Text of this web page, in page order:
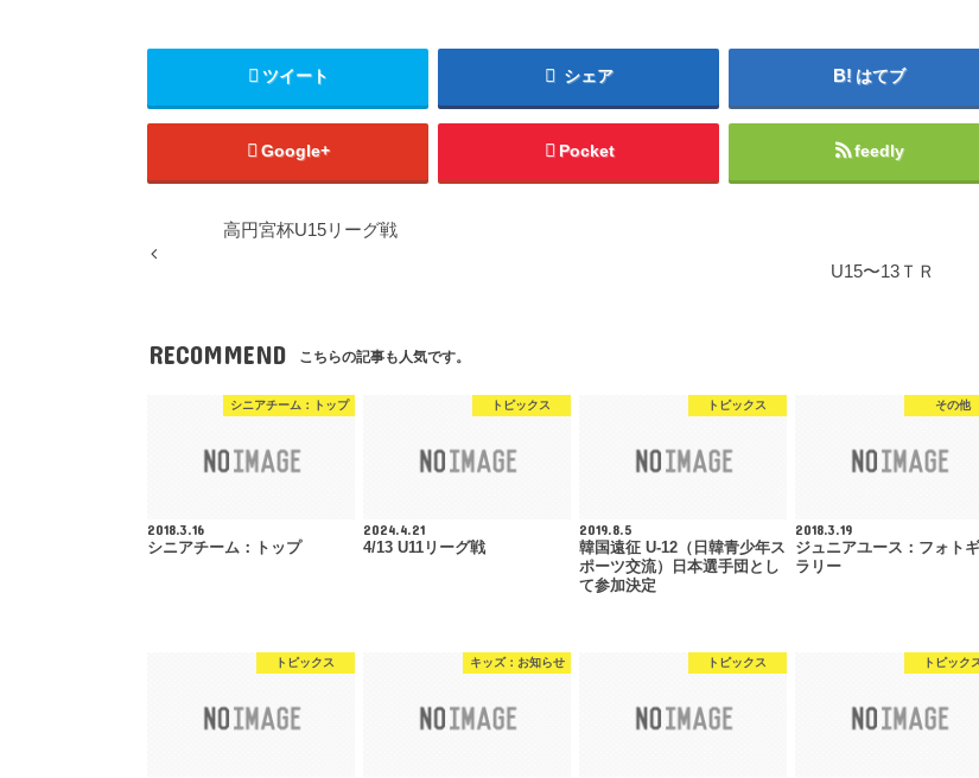
ツイート シェア はてブ
Google+ Pocket feedly
高円宮杯U15リーグ戦
U15〜13ＴＲ
RECOMMEND こちらの記事も人気です。
シニアチーム：トップ
2018.3.16
シニアチーム：トップ
トピックス
2024.4.21
4/13 U11リーグ戦
トピックス
2019.8.5
韓国遠征 U-12（日韓青少年ス
ポーツ交流）日本選手団とし
て参加決定
その他
2018.3.19
ジュニアユース：フォト
ラリー
トピックス キッズ：お知らせ トピックス トピック